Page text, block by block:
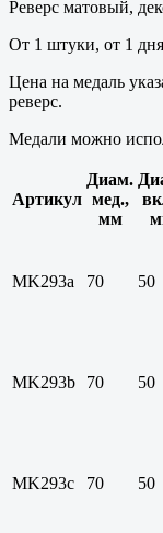
Реверс матовый,
От 1 штуки, от 1
Цена на медаль
реверс.
Медали можно
Артикул
Диам.
мед.,
мм
MK293a 70 50
MK293b 70 50
MK293c 70 50